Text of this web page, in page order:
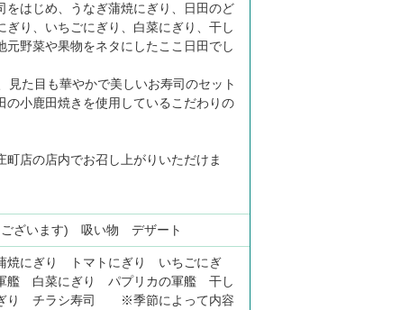
をはじめ、うなぎ蒲焼にぎり、日田のど
り、いちごにぎり、白菜にぎり、干し
元野菜や果物をネタにしたここ日田でし
見た目も華やかで美しいお寿司のセット
の小鹿田焼きを使用しているこだわりの
店の店内でお召し上がりいただけま
ございます) 吸い物 デザート
焼にぎり トマトにぎり いちごにぎ
艦 白菜にぎり パプリカの軍艦 干し
ぎり チラシ寿司 ※季節によって内容